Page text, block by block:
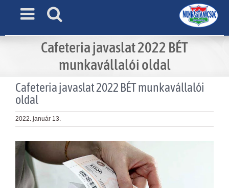
Cafeteria javaslat 2022 BÉT
munkavállalói oldal
Cafeteria javaslat 2022 BÉT munkavállalói
oldal
2022. január 13.
View
Larger
Image